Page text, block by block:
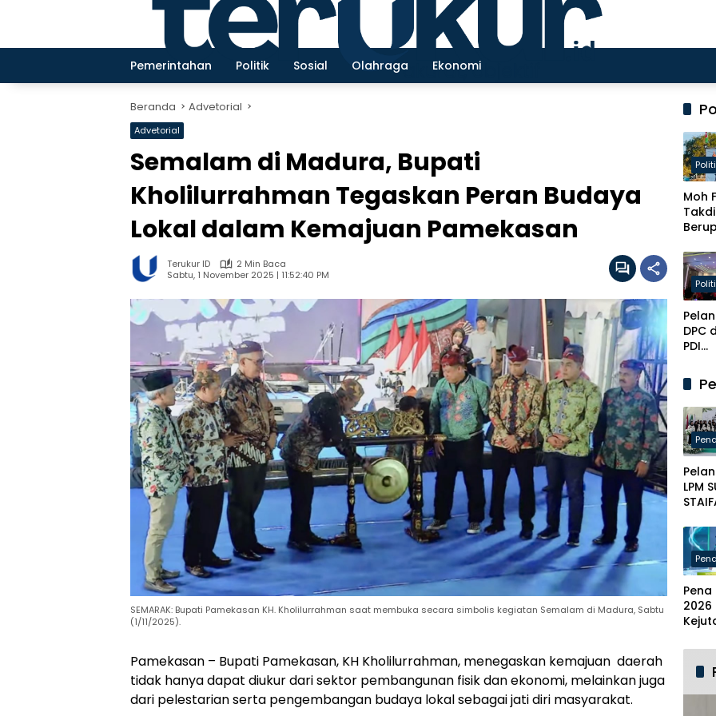
Pemerintahan Politik Sosial Olahraga Ekonomi
Beranda Advetorial
Advetorial
Semalam di Madura, Bupati
Kholilurrahman Tegaskan Peran Budaya
Lokal dalam Kemajuan Pamekasan
Terukur ID
2 Min Baca
Sabtu, 1 November 2025 | 11:52:40 PM
SEMARAK: Bupati Pamekasan KH. Kholilurrahman saat membuka secara simbolis kegiatan Semalam di Madura, Sabtu
(1/11/2025).
Pamekasan – Bupati Pamekasan, KH Kholilurrahman, menegaskan kemajuan daerah
tidak hanya dapat diukur dari sektor pembangunan fisik dan ekonomi, melainkan juga
dari pelestarian serta pengembangan budaya lokal sebagai jati diri masyarakat.
Moh
dan
DPC
PDI
Baru
LPM
Se-
2026
IDB